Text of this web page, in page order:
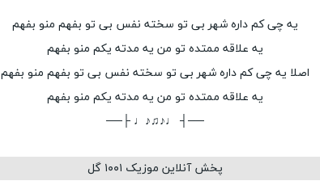
یه چی کم داره شهر بی تو سخته نفس بی تو بفهم منو بفهم
یه علاقه ممتده تو من یه مدته یکم منو بفهم
اصلا یه چی کم داره شهر بی تو سخته نفس بی تو بفهم منو بفهم
یه علاقه ممتده تو من یه مدته یکم منو بفهم
──┤ ♩♪♫♪♩ ├──
پخش آنلاین موزیک ۱۰۰۱ گل